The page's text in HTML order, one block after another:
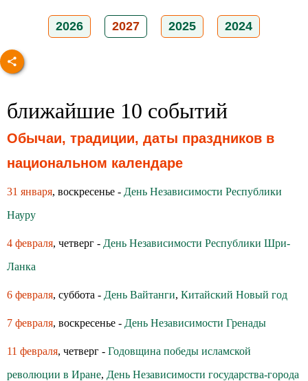
2026 2027 2025 2024
ближайшие 10 событий
Обычаи, традиции, даты праздников в
национальном календаре
31 января, воскресенье - День Независимости Республики
Науру
4 февраля, четверг - День Независимости Республики Шри-
Ланка
6 февраля, суббота - День Вайтанги, Китайский Новый год
7 февраля, воскресенье - День Независимости Гренады
11 февраля, четверг - Годовщина победы исламской
революции в Иране, День Независимости государства-города